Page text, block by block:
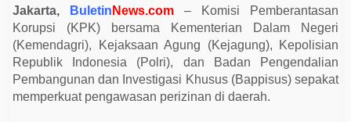
n
g
w
a
n
Jakarta, Buletin News.com – Komisi Pemberantasan
Korupsi (KPK) bersama Kementerian Dalam Negeri
(Kemendagri), Kejaksaan Agung (Kejagung), Kepolisian
Republik Indonesia (Polri), dan Badan Pengendalian
Pembangunan dan Investigasi Khusus (Bappisus) sepakat
memperkuat pengawasan perizinan di daerah.